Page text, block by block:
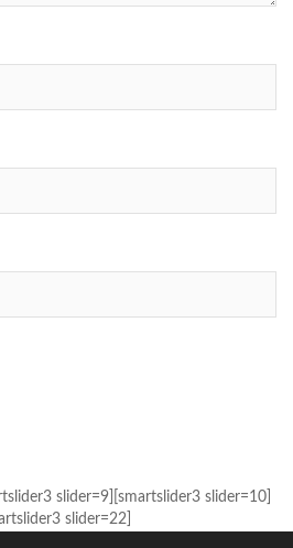
slider=9][smartslider3 slider=10]
slider=22]